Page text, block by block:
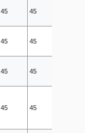
45 45
45 45
45 45
45 45